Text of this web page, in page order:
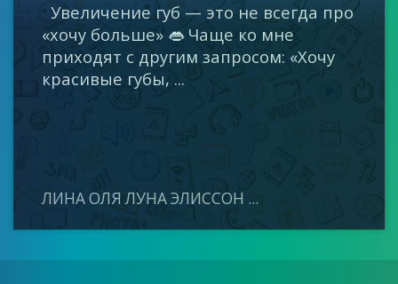
Увеличение губ — это не всегда про
«хочу больше» 👄 Чаще ко мне
приходят с другим запросом: «Хочу
красивые губы, ...
ЛИНА ОЛЯ ЛУНА ЭЛИССОН ...